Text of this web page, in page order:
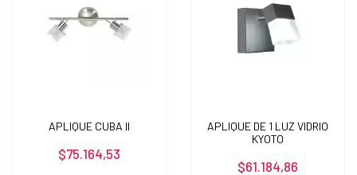
APLIQUE CUBA II
$75.164,53
APLIQUE DE 1 LUZ VIDRIO
KYOTO
$61.184,86